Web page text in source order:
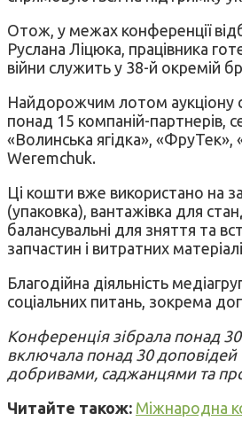
Отож, у межах конференції
Руслана Ліцюка, працівника
війни служить у 38-й окремій
Найдорожчим лотом аукціону
понад 15 компаній-партнерів,
«Волинська ягідка»,
Weremchuk.
Ці кошти вже використано на
(упаковка), вантажівка для
балансувальні для зняття та
запчастин і витратних
Благодійна діяльність
соціальних питань, зокрема
Конференція зібрала понад
включала понад 30 доповідей
добривами, саджанцями та
Читайте також: Міжнародна